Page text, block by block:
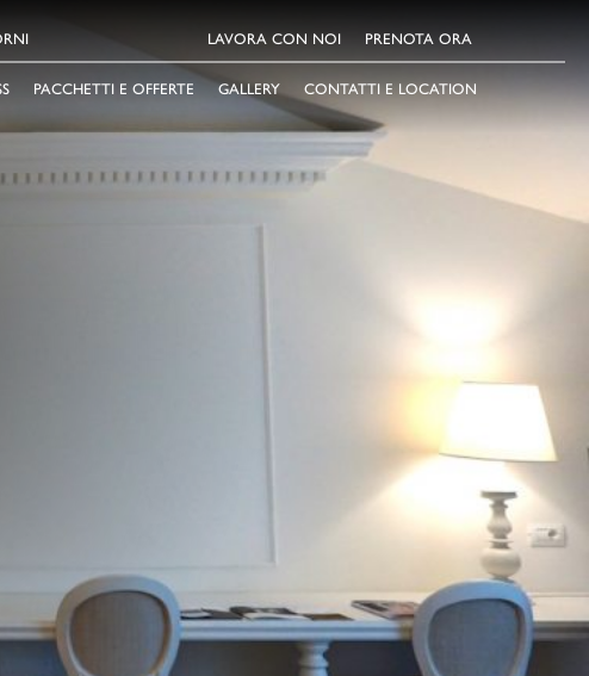
LAVORA CON NOI PRENOTA ORA
PACCHETTI E OFFERTE GALLERY CONTATTI E LOCATION